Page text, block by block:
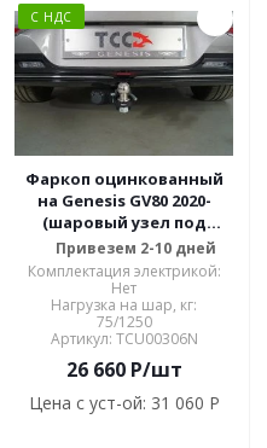
С НДС
Фаркоп оцинкованный
на Genesis GV80 2020-
(шаровый узел под
американский квадрат с
нержавеющим шаром).
Только для машин с
бензиновым двигателем
TCU00306N
Привезем 2-10 дней
Комплектация электрикой:
Нет
Нагрузка на шар, кг:
75/1250
Артикул: TCU00306N
26 660P/шт
Цена с уст-ой: 31 060 P